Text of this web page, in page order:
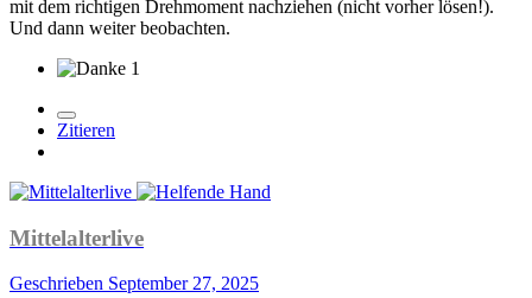
mit dem richtigen Drehmoment nachziehen (nicht vorher lösen!).
Und dann weiter beobachten.
1
Zitieren
Mittelalterlive
Geschrieben September 27, 2025